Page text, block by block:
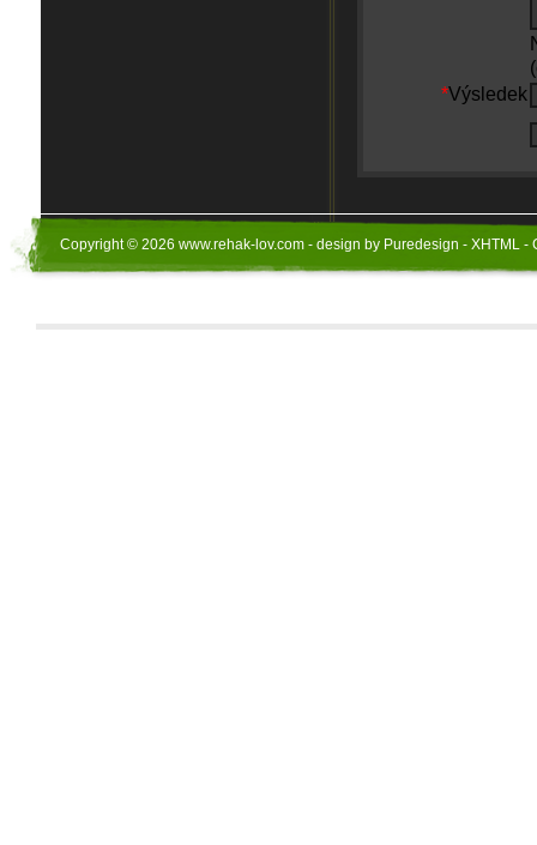
*Výsledek
Copyright © 2026 www.rehak-lov.com - design by Puredesign - XHTML -